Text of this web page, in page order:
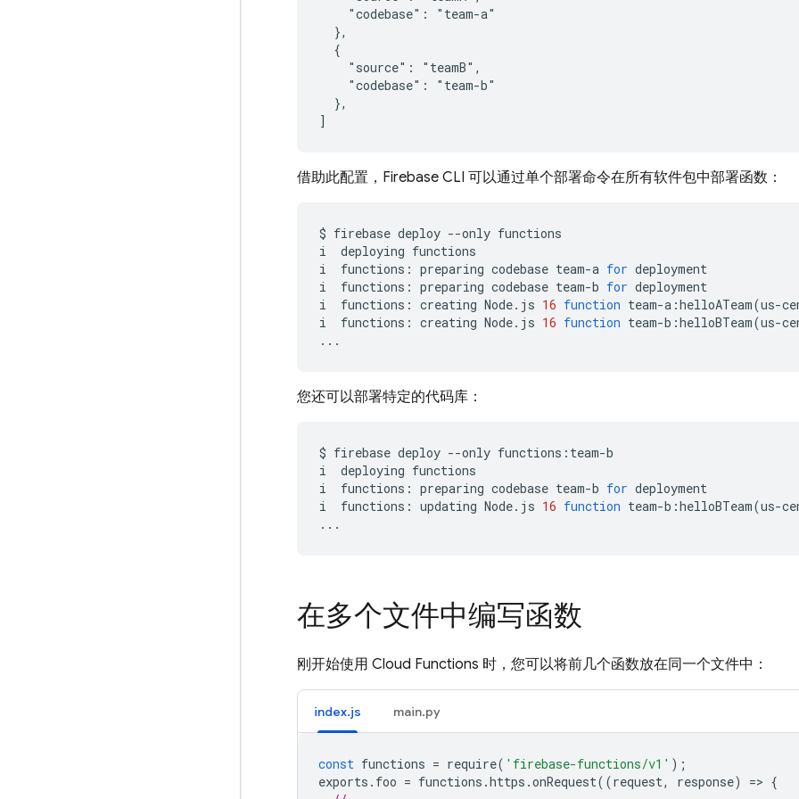
    "codebase": "team-a"
  },
  {
    "source": "teamB",
    "codebase": "team-b"
  },
借助此配置，Firebase CLI 可以通过单个部署命令在所有软件包中部署函数：
$ firebase deploy --only functions
i
deploying functions
i
functions: preparing codebase team-a for deployment
i
functions: preparing codebase team-b for deployment
i
functions: creating Node.js 16 function team-a:helloATeam(us-
i
functions: creating Node.js 16 function team-b:helloBTeam(us-
您还可以部署特定的代码库：
$ firebase deploy --only functions:team-b
i
deploying functions
i
functions: preparing codebase team-b for deployment
i
functions: updating Node.js 16 function team-b:helloBTeam(us-
在多个文件中编写函数
刚开始使用 Cloud Functions 时，您可以将前几个函数放在同一个文件中：
index.js main.py
const functions = require( 'firebase-functions/v1' );
exports . foo = functions .https .onRequest((request, response) => {